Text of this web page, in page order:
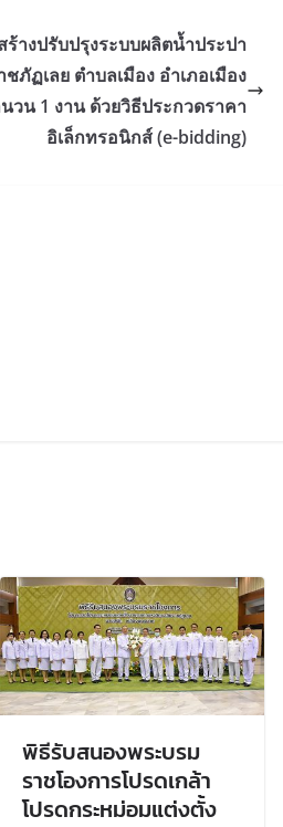
ร้างปรับปรุงระบบผลิตน้ำประปา
ภัฏเลย ตำบลเมือง อำเภอเมือง
นวน 1 งาน ด้วยวิธีประกวดราคา
อิเล็กทรอนิกส์ (e-bidding)
พิธีรับสนองพระบรม
ราชโองการโปรดเกล้า
โปรดกระหม่อมแต่งตั้ง